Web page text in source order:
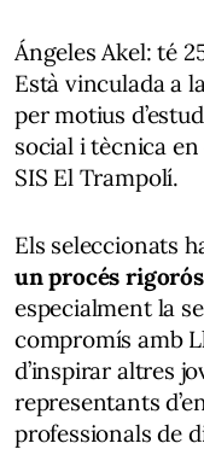
Ángeles Akel: té
Està vinculada a
per motius
social i tècnica
SIS El Trampolí.
Els seleccionats
un procés
especialment la
compromís amb
d’inspirar altres
representants
professionals de